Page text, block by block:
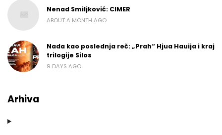
Nenad Smiljković: CIMER
ABOUT A MONTH AGO
Nada kao poslednja reč: „Prah“ Hjua Hauija i kraj
trilogije Silos
9 DAYS AGO
Arhiva